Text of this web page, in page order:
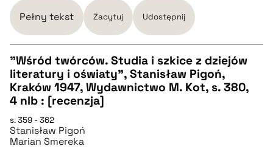
Pełny tekst Zacytuj Udostępnij
CZYSTY TEKST
pobierz cytat
"Wśród twórców. Studia i szkice z dziejów
literatury i oświaty", Stanisław Pigoń,
Kraków 1947, Wydawnictwo M. Kot, s. 380,
4 nlb : [recenzja]
s. 359 - 362
Stanisław Pigoń
Marian Smereka